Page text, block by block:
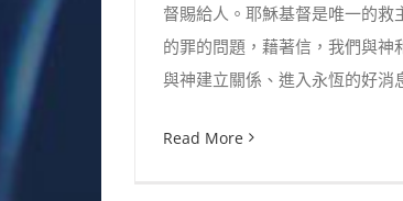
督賜給人。耶穌基督是唯一的救
的罪的問題，藉著信，我們與神
與神建立關係、進入永恆的好消
Read More